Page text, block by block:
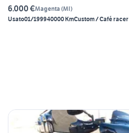
6.000 €Magenta (MI)
Usato01/199940000 KmCustom / Café racer